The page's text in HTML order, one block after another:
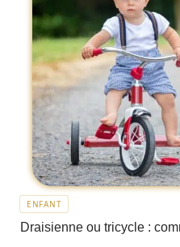
ENFANT
Draisienne ou tricycle :